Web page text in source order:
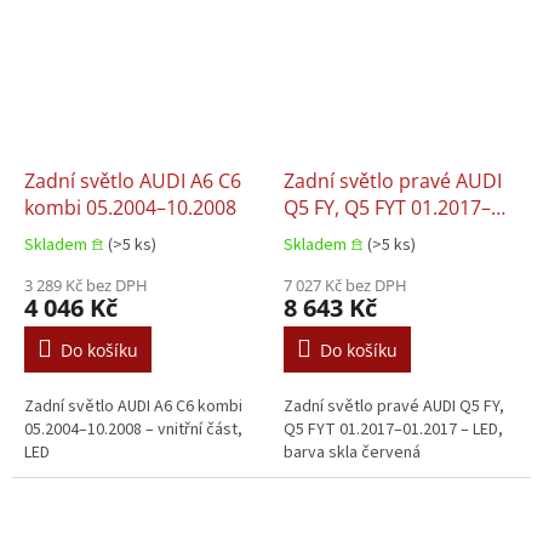
Zadní světlo AUDI A6 C6
kombi 05.2004–10.2008
Skladem 𖠿 (>5 ks)
3 289 Kč bez DPH
4 046 Kč
Do košíku
Zadní světlo AUDI A6 C6 kombi
05.2004–10.2008 – vnitřní část,
LED
Zadní světlo pravé AUDI
Q5 FY, Q5 FYT 01.2017–
01.2017
Skladem 𖠿 (>5 ks)
7 027 Kč bez DPH
8 643 Kč
Do košíku
Zadní světlo pravé AUDI Q5 FY,
Q5 FYT 01.2017–01.2017 – LED,
barva skla červená